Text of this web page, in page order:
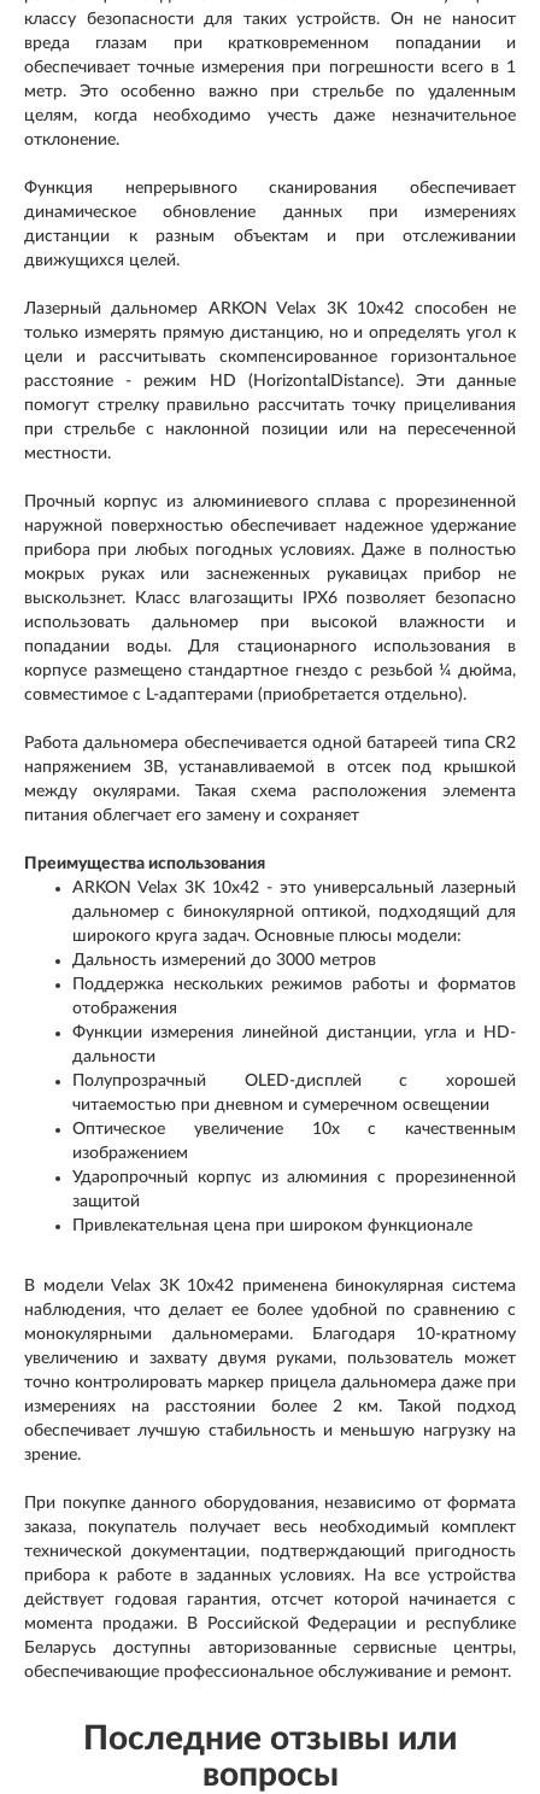
классу безопасности для таких устройств. Он не наносит
вреда глазам при кратковременном попадании и
обеспечивает точные измерения при погрешности всего в 1
метр. Это особенно важно при стрельбе по удаленным
целям, когда необходимо учесть даже незначительное
отклонение.
Функция непрерывного сканирования обеспечивает
динамическое обновление данных при измерениях
дистанции к разным объектам и при отслеживании
движущихся целей.
Лазерный дальномер ARKON Velax 3K 10x42 способен не
только измерять прямую дистанцию, но и определять угол к
цели и рассчитывать скомпенсированное горизонтальное
расстояние - режим HD (HorizontalDistance). Эти данные
помогут стрелку правильно рассчитать точку прицеливания
при стрельбе с наклонной позиции или на пересеченной
местности.
Прочный корпус из алюминиевого сплава с прорезиненной
наружной поверхностью обеспечивает надежное удержание
прибора при любых погодных условиях. Даже в полностью
мокрых руках или заснеженных рукавицах прибор не
выскользнет. Класс влагозащиты IPX6 позволяет безопасно
использовать дальномер при высокой влажности и
попадании воды. Для стационарного использования в
корпусе размещено стандартное гнездо с резьбой ¼ дюйма,
совместимое с L-адаптерами (приобретается отдельно).
Работа дальномера обеспечивается одной батареей типа CR2
напряжением 3В, устанавливаемой в отсек под крышкой
между окулярами. Такая схема расположения элемента
питания облегчает его замену и сохраняет
Преимущества использования
ARKON Velax 3K 10x42 - это универсальный лазерный
дальномер с бинокулярной оптикой, подходящий для
широкого круга задач. Основные плюсы модели:
Дальность измерений до 3000 метров
Поддержка нескольких режимов работы и форматов
отображения
Функции измерения линейной дистанции, угла и HD-
дальности
Полупрозрачный OLED-дисплей с хорошей
читаемостью при дневном и сумеречном освещении
Оптическое увеличение 10х с качественным
изображением
Ударопрочный корпус из алюминия с прорезиненной
защитой
Привлекательная цена при широком функционале
В модели Velax 3K 10x42 применена бинокулярная система
наблюдения, что делает ее более удобной по сравнению с
монокулярными дальномерами. Благодаря 10-кратному
увеличению и захвату двумя руками, пользователь может
точно контролировать маркер прицела дальномера даже при
измерениях на расстоянии более 2 км. Такой подход
обеспечивает лучшую стабильность и меньшую нагрузку на
зрение.
При покупке данного оборудования, независимо от формата
заказа, покупатель получает весь необходимый комплект
технической документации, подтверждающий пригодность
прибора к работе в заданных условиях. На все устройства
действует годовая гарантия, отсчет которой начинается с
момента продажи. В Российской Федерации и республике
Беларусь доступны авторизованные сервисные центры,
обеспечивающие профессиональное обслуживание и ремонт.
Последние отзывы или
вопросы